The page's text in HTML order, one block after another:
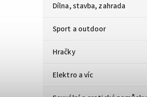
Dílna, stavba, zahrada
Sport a outdoor
Hračky
Elektro a víc